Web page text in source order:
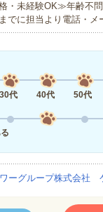
・未経験OK≫年齢不
でに担当より電話・
30代 40代 50代
ーグループ株式会社